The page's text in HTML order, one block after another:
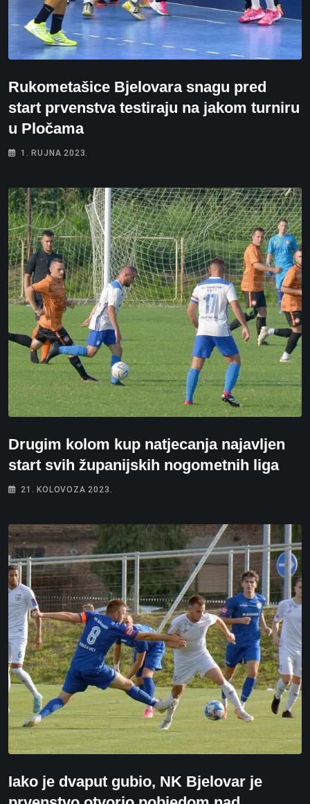
Rukometašice Bjelovara snagu pred
start prvenstva testiraju na jakom turniru
u Pločama
1. RUJNA 2023.
Drugim kolom kup natjecanja najavljen
start svih županijskih nogometnih liga
21. KOLOVOZA 2023.
Iako je dvaput gubio, NK Bjelovar je